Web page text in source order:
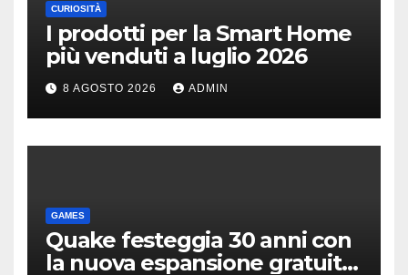
CURIOSITÀ
I prodotti per la Smart Home
più venduti a luglio 2026
8 AGOSTO 2026 ADMIN
GAMES
Quake festeggia 30 anni con
la nuova espansione gratuita